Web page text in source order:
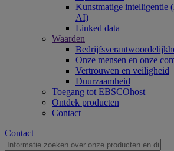
Kunstmatige intelligentie
AI)
Linked data
Waarden
Onze mensen en onze
Vertrouwen en veiligheid
Duurzaamheid
Toegang tot EBSCOhost
Ontdek producten
Contact
Contact